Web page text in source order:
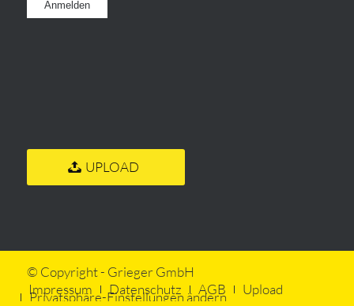
UPLOAD
© Copyright - Grieger GmbH
Impressum
Datenschutz AGB Upload
Privatsphäre-Einstellungen ändern